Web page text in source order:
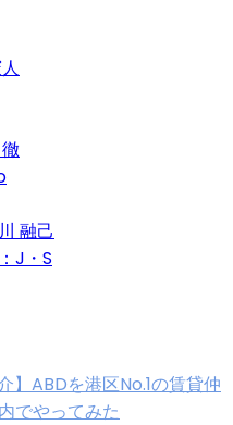
融己
J・S
】ABDを港区No.1の賃貸仲
でやってみた